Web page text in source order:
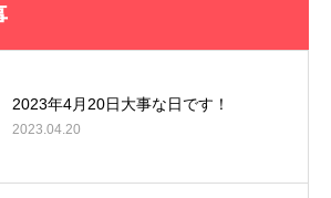
2023年4月20日大事な日です！
2023.04.20